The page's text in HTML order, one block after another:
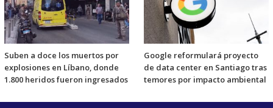
Suben a doce los muertos por
explosiones en Líbano, donde
1.800 heridos fueron ingresados
Google reformulará proyecto
de data center en Santiago tras
temores por impacto ambiental